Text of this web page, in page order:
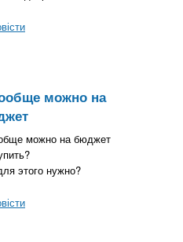
можно на
можно на бюджет
этого нужно?